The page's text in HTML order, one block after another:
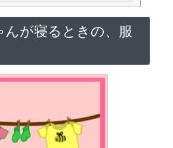
んが寝るときの、服